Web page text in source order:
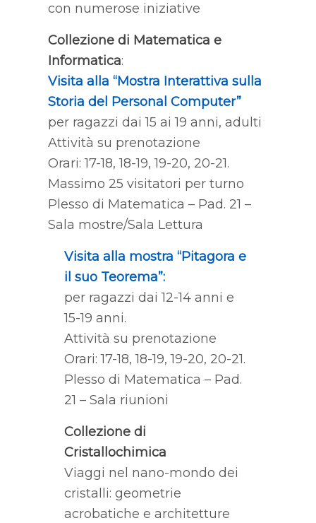
con numerose iniziative
Collezione di Matematica e
Informatica:
Visita alla “Mostra Interattiva sulla
Storia del Personal Computer”
per ragazzi dai 15 ai 19 anni, adulti
Attività su prenotazione
Orari: 17-18, 18-19, 19-20, 20-21.
Massimo 25 visitatori per turno
Plesso di Matematica – Pad. 21 –
Sala mostre/Sala Lettura
Visita alla mostra “Pitagora e
il suo Teorema”:
per ragazzi dai 12-14 anni e
15-19 anni.
Attività su prenotazione
Orari: 17-18, 18-19, 19-20, 20-21.
Plesso di Matematica – Pad.
21 – Sala riunioni
Collezione di
Cristallochimica
Viaggi nel nano-mondo dei
cristalli: geometrie
acrobatiche e architetture